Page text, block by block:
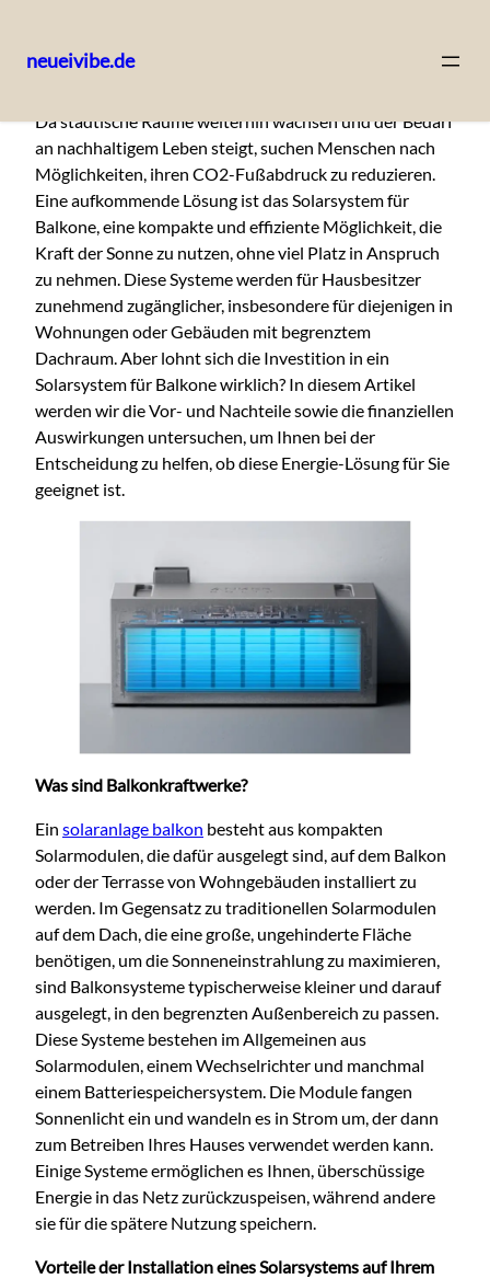
to
content
neueivibe.de
Da städtische Räume weiterhin wachsen und der Bedarf
an nachhaltigem Leben steigt, suchen Menschen nach
Möglichkeiten, ihren CO2-Fußabdruck zu reduzieren.
Eine aufkommende Lösung ist das Solarsystem für
Balkone, eine kompakte und effiziente Möglichkeit, die
Kraft der Sonne zu nutzen, ohne viel Platz in Anspruch
zu nehmen. Diese Systeme werden für Hausbesitzer
zunehmend zugänglicher, insbesondere für diejenigen in
Wohnungen oder Gebäuden mit begrenztem
Dachraum. Aber lohnt sich die Investition in ein
Solarsystem für Balkone wirklich? In diesem Artikel
werden wir die Vor- und Nachteile sowie die finanziellen
Auswirkungen untersuchen, um Ihnen bei der
Entscheidung zu helfen, ob diese Energie-Lösung für Sie
geeignet ist.
Was sind Balkonkraftwerke?
Ein solaranlage balkon besteht aus kompakten
Solarmodulen, die dafür ausgelegt sind, auf dem Balkon
oder der Terrasse von Wohngebäuden installiert zu
werden. Im Gegensatz zu traditionellen Solarmodulen
auf dem Dach, die eine große, ungehinderte Fläche
benötigen, um die Sonneneinstrahlung zu maximieren,
sind Balkonsysteme typischerweise kleiner und darauf
ausgelegt, in den begrenzten Außenbereich zu passen.
Diese Systeme bestehen im Allgemeinen aus
Solarmodulen, einem Wechselrichter und manchmal
einem Batteriespeichersystem. Die Module fangen
Sonnenlicht ein und wandeln es in Strom um, der dann
zum Betreiben Ihres Hauses verwendet werden kann.
Einige Systeme ermöglichen es Ihnen, überschüssige
Energie in das Netz zurückzuspeisen, während andere
sie für die spätere Nutzung speichern.
Vorteile der Installation eines Solarsystems auf Ihrem